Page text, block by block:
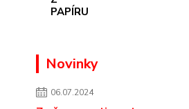
Novinky
06.07.2024